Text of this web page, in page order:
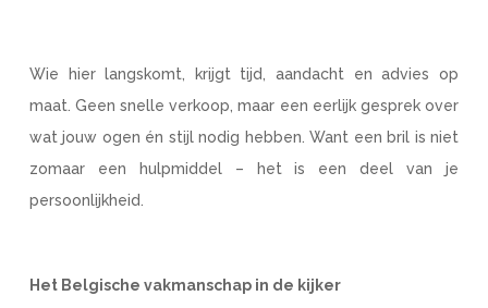
Wie hier langskomt, krijgt tijd, aandacht en advies op
maat. Geen snelle verkoop, maar een eerlijk gesprek over
wat jouw ogen én stijl nodig hebben. Want een bril is niet
zomaar een hulpmiddel – het is een deel van je
persoonlijkheid.
Het Belgische vakmanschap in de kijker